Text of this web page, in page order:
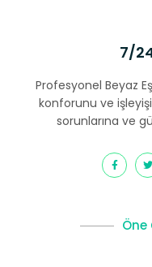
7/
Profesyonel Beyaz
konforunu ve
sorunlarına ve
Öne